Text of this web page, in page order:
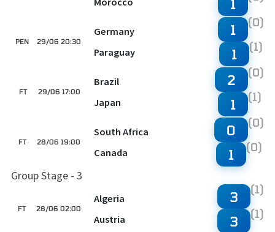
1
29/06 20:30
PEN
Germany
Paraguay
1 (0)
1 (1)
29/06 17:00
FT
Brazil
Japan
2 (0)
1 (1)
28/06 19:00
FT
South Africa
Canada
0 (0)
1 (0)
Group Stage - 3
28/06 02:00
FT
Algeria
Austria
3 (1)
3 (1)